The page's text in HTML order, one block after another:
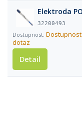
Elektroda
32200493
dotaz
Detail